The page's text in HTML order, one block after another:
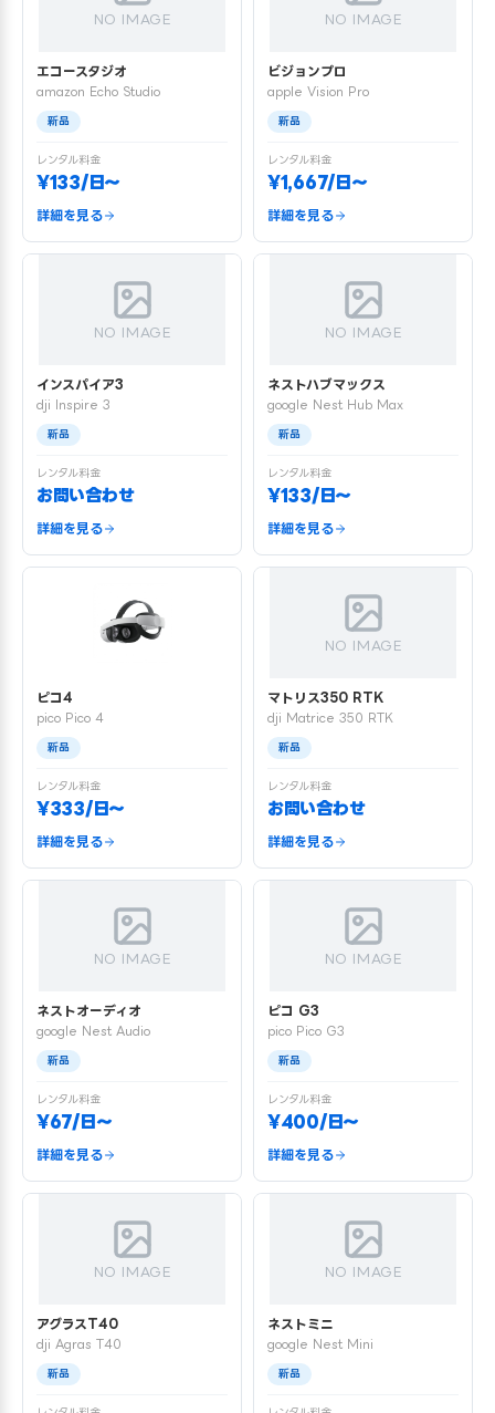
NO IMAGE
エコースタジオ
amazon Echo Studio
新品
レンタル料金
¥133/日〜
詳細を見る
NO IMAGE
ビジョンプロ
apple Vision Pro
新品
レンタル料金
¥1,667/日〜
詳細を見る
NO IMAGE
インスパイア3
dji Inspire 3
新品
レンタル料金
お問い合わせ
詳細を見る
NO IMAGE
ネストハブマックス
google Nest Hub Max
新品
レンタル料金
¥133/日〜
詳細を見る
ピコ4
pico Pico 4
新品
レンタル料金
¥333/日〜
詳細を見る
NO IMAGE
マトリス350 RTK
dji Matrice 350 RTK
新品
レンタル料金
お問い合わせ
詳細を見る
NO IMAGE
ネストオーディオ
google Nest Audio
新品
レンタル料金
¥67/日〜
詳細を見る
NO IMAGE
ピコ G3
pico Pico G3
新品
レンタル料金
¥400/日〜
詳細を見る
NO IMAGE
アグラスT40
dji Agras T40
新品
NO IMAGE
ネストミニ
google Nest Mini
新品